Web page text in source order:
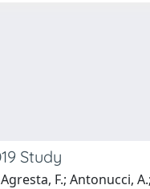
Study
F.; Antonucci,